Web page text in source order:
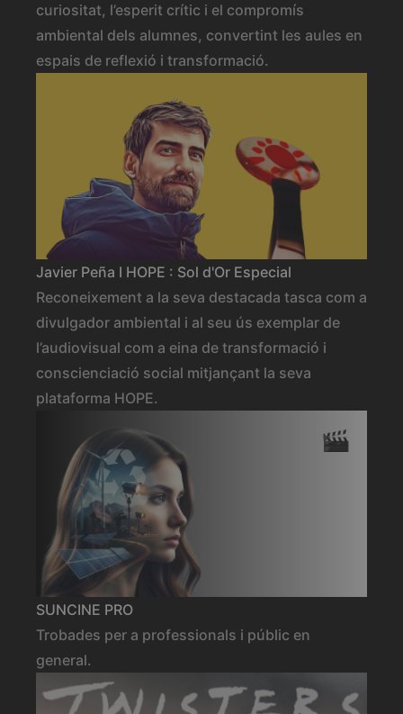
curiositat, l’esperit crític i el compromís
ambiental dels alumnes, convertint les aules en
espais de reflexió i transformació.
Javier Peña I HOPE : Sol d'Or Especial
Reconeixement a la seva destacada tasca com a
divulgador ambiental i al seu ús exemplar de
l’audiovisual com a eina de transformació i
conscienciació social mitjançant la seva
plataforma HOPE.
SUNCINE PRO
Trobades per a professionals i públic en
general.